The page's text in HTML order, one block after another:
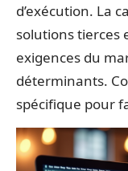
d’exécution. La
solutions tierces
exigences du
déterminants.
spécifique pour